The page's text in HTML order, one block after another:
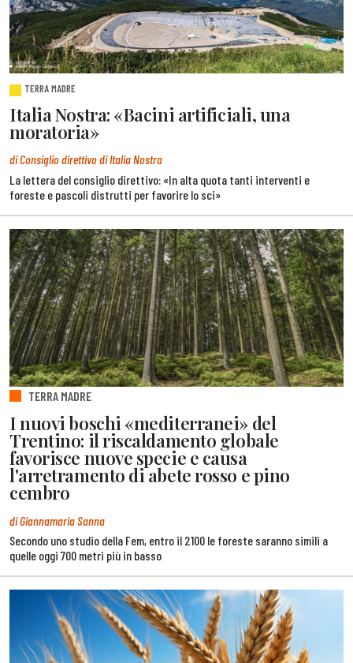
TERRA MADRE
Italia Nostra: «Bacini artificiali, una
moratoria»
di Consiglio direttivo di Italia Nostra
La lettera del consiglio direttivo: «In alta quota tanti interventi e
foreste e pascoli distrutti per favorire lo sci»
TERRA MADRE
I nuovi boschi «mediterranei» del
Trentino: il riscaldamento globale
favorisce nuove specie e causa
l'arretramento di abete rosso e pino
cembro
di Giannamaria Sanna
Secondo uno studio della Fem, entro il 2100 le foreste saranno simili a
quelle oggi 700 metri più in basso